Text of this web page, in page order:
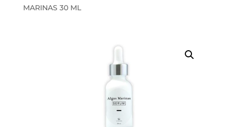
MARINAS 30 ML